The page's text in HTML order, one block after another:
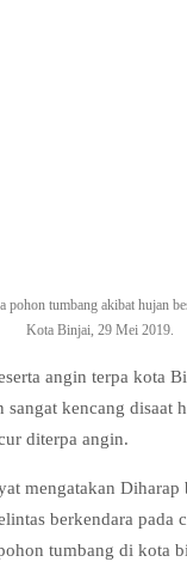
pohon tumbang akibat hujan
Kota Binjai, 29 Mei 2019.
angin terpa kota
kencang disaat
diterpa angin.
mengatakan Diharap
berkendara pada
tumbang di kota